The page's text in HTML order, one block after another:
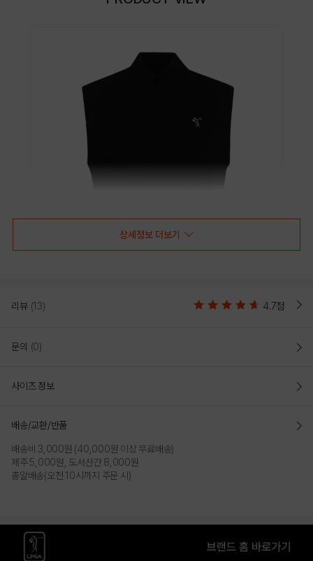
상세정보 더보기
리뷰 (13) 4.7점
문의 (0)
사이즈 정보
배송/교환/반품
배송비 3,000원 (40,000원 이상 무료배송)
제주 5,000원, 도서산간 8,000원
총알배송(오전 10시까지 주문 시)